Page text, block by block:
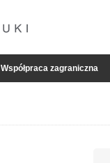
Współpraca zagraniczna